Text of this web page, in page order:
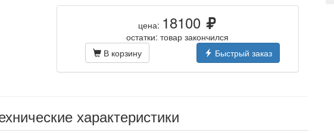
цена: 18100
остатки: товар закончился
В корзину
Быстрый заказ
характеристики